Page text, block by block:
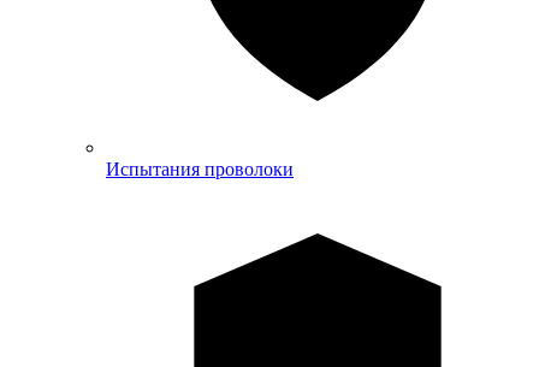
Испытания проволоки